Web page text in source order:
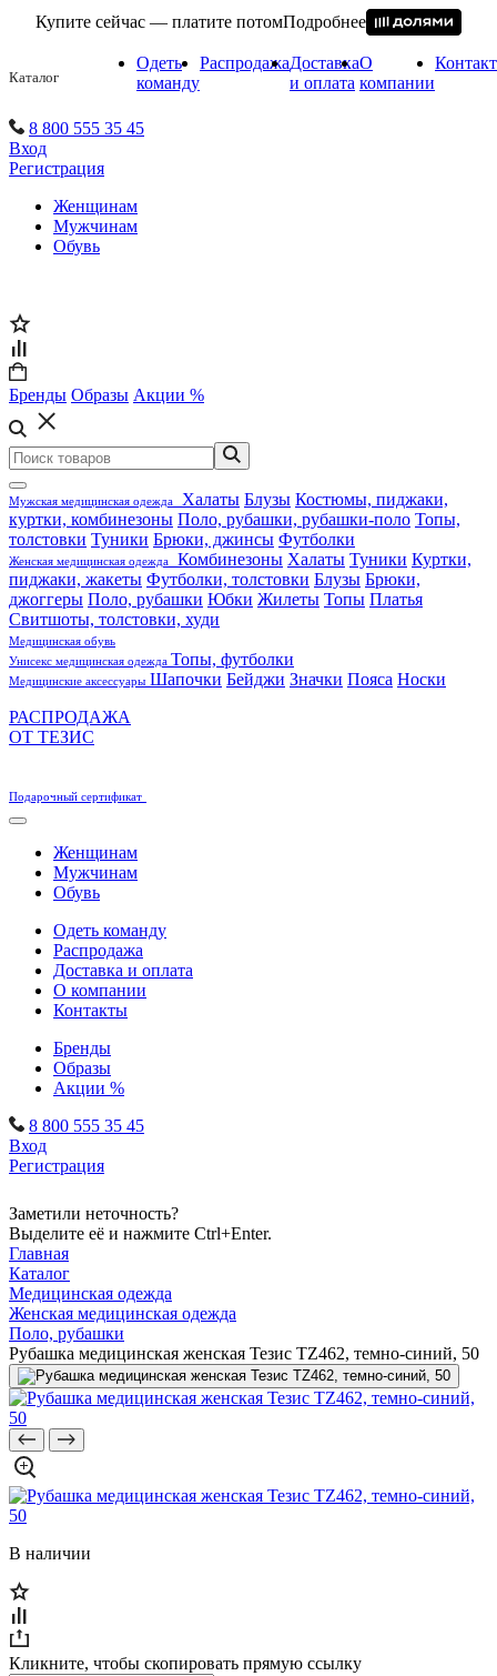
Купите сейчас — платите потомПодробнее
Каталог
Одеть
команду
РаспродажаДоставка
и оплата
О
компании
8 800 555 35 45
Вход
Регистрация
Женщинам
Мужчинам
Обувь
Бренды Образы Акции %
Мужская медицинская одежда Халаты Блузы Костюмы, пиджаки,
куртки, комбинезоны Поло, рубашки, рубашки-поло Топы,
толстовки Туники Брюки, джинсы Футболки
Женская медицинская одежда Комбинезоны Халаты Туники Куртки,
пиджаки, жакеты Футболки, толстовки Блузы Брюки,
джоггеры Поло, рубашки Юбки Жилеты Топы Платья
Свитшоты, толстовки, худи
Медицинская обувь
Унисекс медицинская одежда Топы, футболки
Медицинские аксессуары Шапочки Бейджи Значки Пояса Носки
РАСПРОДАЖА
ОТ ТЕЗИС
Подарочный сертификат
Женщинам
Мужчинам
Обувь
Одеть команду
Распродажа
Доставка и оплата
О компании
Контакты
Бренды
Образы
Акции %
8 800 555 35 45
Вход
Регистрация
Заметили неточность?
Выделите её и нажмите Ctrl+Enter.
Главная
Каталог
Медицинская одежда
Женская медицинская одежда
Поло, рубашки
Рубашка медицинская женская Тезис TZ462, темно-синий, 50
В наличии
Кликните, чтобы скопировать прямую ссылку